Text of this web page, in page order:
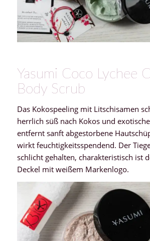
Yasumi Coco Lychee
Body Scrub
Das Kokospeeling mit Litschisamen
herrlich süß nach Kokos und
entfernt sanft abgestorbene
wirkt feuchtigkeitsspendend. Der
schlicht gehalten, charakteristisch ist
Deckel mit weißem Markenlogo.